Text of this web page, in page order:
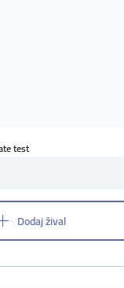
test
Dodaj žival